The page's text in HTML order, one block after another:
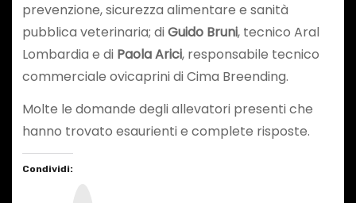
prevenzione, sicurezza alimentare e sanità
pubblica veterinaria; diGuido Bruni, tecnico Aral
Lombardia e di Paola Arici, responsabile tecnico
commerciale ovicaprini di Cima Breending.
Molte le domande degli allevatori presenti che
hanno trovato esaurienti e complete risposte.
Condividi: